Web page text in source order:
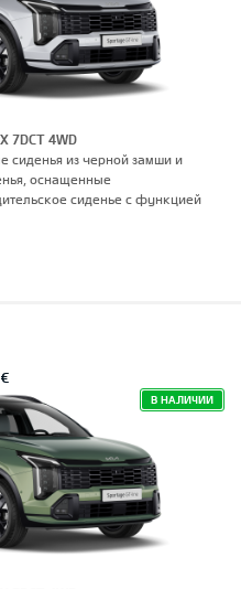
7DCT 4WD
сиденья из черной замши и
оснащенные
сиденье с функцией
В НАЛИЧИИ